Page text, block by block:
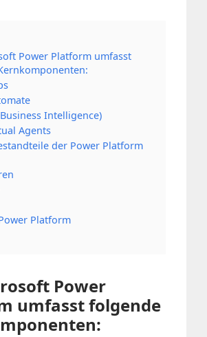
Power Platform umfasst
Intelligence)
Agents
der Power Platform
Platform
Power
umfasst folgende